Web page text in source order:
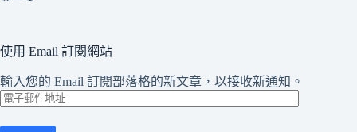
使用 Email 訂閱網站
輸入您的 Email 訂閱部落格的新文章，以接收新通知。
電